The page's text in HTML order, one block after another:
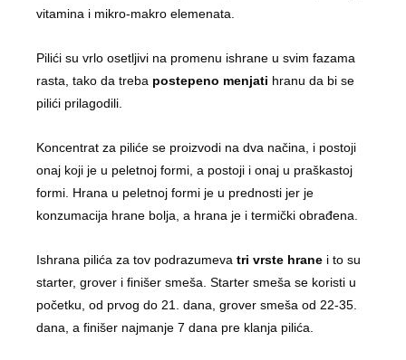
vitamina i mikro-makro elemenata.
Pilići su vrlo osetljivi na promenu ishrane u svim fazama
rasta, tako da treba postepeno menjati hranu da bi se
pilići prilagodili.
Koncentrat za piliće se proizvodi na dva načina, i postoji
onaj koji je u peletnoj formi, a postoji i onaj u praškastoj
formi. Hrana u peletnoj formi je u prednosti jer je
konzumacija hrane bolja, a hrana je i termički obrađena.
Ishrana pilića za tov podrazumeva tri vrste hrane i to su
starter, grover i finišer smeša. Starter smeša se koristi u
početku, od prvog do 21. dana, grover smeša od 22-35.
dana, a finišer najmanje 7 dana pre klanja pilića.